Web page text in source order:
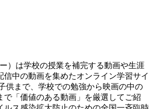
）は学校の授業を補完する動画や生涯
信中の動画を集めたオンライン学習サイ
供まで、学校での勉強から映画の中の
で「価値のある動画」を厳選してご紹